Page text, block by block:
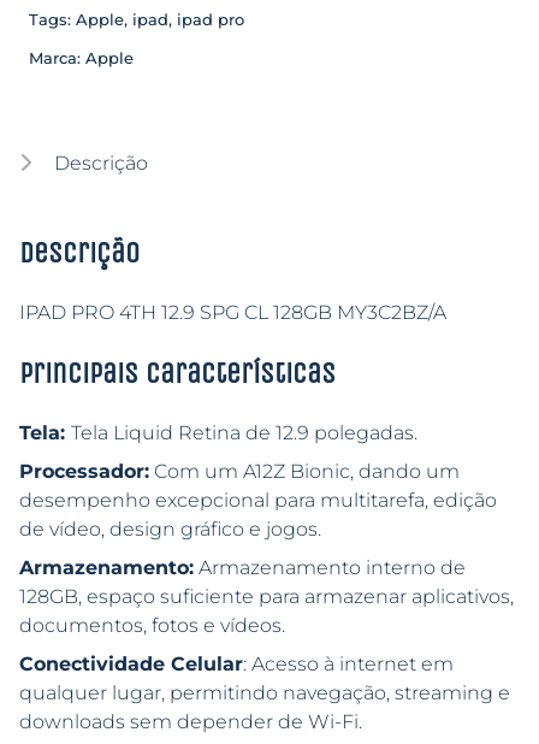
Tags: Apple, ipad, ipad pro
Marca: Apple
Descrição
Descrição
IPAD PRO 4TH 12.9 SPG CL 128GB MY3C2BZ/A
Principais características
Tela: Tela Liquid Retina de 12.9 polegadas.
Processador: Com um A12Z Bionic, dando um
desempenho excepcional para multitarefa, edição
de vídeo, design gráfico e jogos.
Armazenamento: Armazenamento interno de
128GB, espaço suficiente para armazenar aplicativos,
documentos, fotos e vídeos.
Conectividade Celular: Acesso à internet em
qualquer lugar, permitindo navegação, streaming e
downloads sem depender de Wi-Fi.